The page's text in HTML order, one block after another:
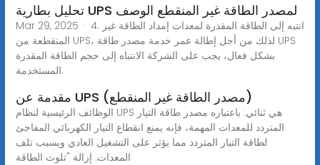
تحليل بطارية UPS لمصدر الطاقة غير المنقطع الوصف
Mar 29, 2025 · 4. انتبه إلى الطاقة المقدرة لمعدات إمداد الطاقة غير
المنقطعة من UPS، لذلك من أجل إطالة عمر خدمة مصدر طاقة UPS
بشكل فعال، يجب على الشركة الانتباه إلى حجم الطاقة المقدرة
المستخدمة.
مقدمة عن UPS (مصدر الطاقة غير المنقطع)
الوظائف الرئيسية لنظام UPS هي ثنائي: باعتباره مصدر طاقة التيار
المتردد للمعدات المهمة، فإنه يمنع انقطاع التيار الكهربائي المفاجئ
لطاقة التيار المتردد مما يؤثر على التشغيل العادي ويسبب تلف
المعدات. إزالة "تلوث الطاقة